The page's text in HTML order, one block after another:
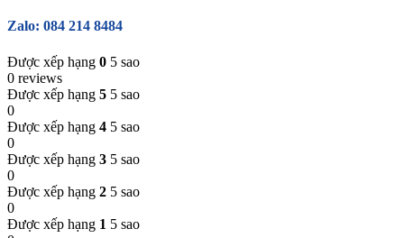
Zalo: 084 214 8484
Được xếp hạng 0 5 sao
0 reviews
Được xếp hạng 5 5 sao
0
Được xếp hạng 4 5 sao
0
Được xếp hạng 3 5 sao
0
Được xếp hạng 2 5 sao
0
Được xếp hạng 1 5 sao